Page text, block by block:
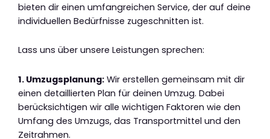
bieten dir einen umfangreichen Service, der auf deine
individuellen Bedürfnisse zugeschnitten ist.
Lass uns über unsere Leistungen sprechen:
1. Umzugsplanung: Wir erstellen gemeinsam mit dir
einen detaillierten Plan für deinen Umzug. Dabei
berücksichtigen wir alle wichtigen Faktoren wie den
Umfang des Umzugs, das Transportmittel und den
Zeitrahmen.